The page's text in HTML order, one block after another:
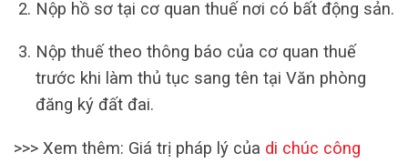
Nộp hồ sơ tại cơ quan thuế nơi có bất động sản.
Nộp thuế theo thông báo của cơ quan thuế
trước khi làm thủ tục sang tên tại Văn phòng
đăng ký đất đai.
>>> Xem thêm: Giá trị pháp lý của di chúc công